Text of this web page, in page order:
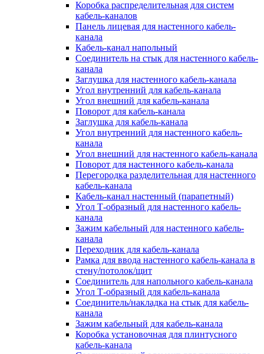
Коробка распределительная для систем
кабель-каналов
Панель лицевая для настенного кабель-
канала
Кабель-канал напольный
Соединитель на стык для настенного кабель-
канала
Заглушка для настенного кабель-канала
Угол внутренний для кабель-канала
Угол внешний для кабель-канала
Поворот для кабель-канала
Заглушка для кабель-канала
Угол внутренний для настенного кабель-
канала
Угол внешний для настенного кабель-канала
Поворот для настенного кабель-канала
Перегородка разделительная для настенного
кабель-канала
Кабель-канал настенный (парапетный)
Угол Т-образный для настенного кабель-
канала
Зажим кабельный для настенного кабель-
канала
Переходник для кабель-канала
Рамка для ввода настенного кабель-канала в
стену/потолок/щит
Соединитель для напольного кабель-канала
Угол Т-образный для кабель-канала
Соединитель/накладка на стык для кабель-
канала
Зажим кабельный для кабель-канала
Коробка установочная для плинтусного
кабель-канала